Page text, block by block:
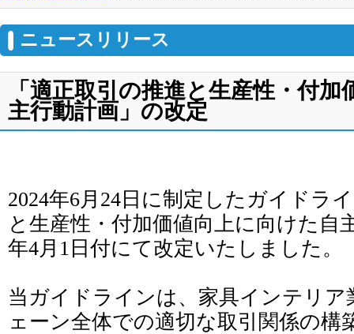
ニュースリリース
「適正取引の推進と生産性・付
主行動計画」の改定
2024年6月24日に制定したガイドラ
と生産性・付加価値向上に向けた自
年4月1日付にて改定いたしました。
当ガイドラインは、家具インテリ
ェーン全体での適切な取引関係の構